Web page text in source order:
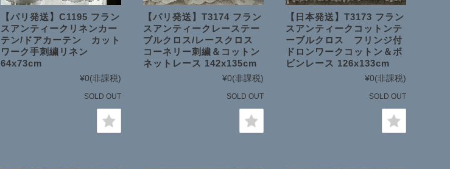
【パリ発送】C1195 フラン
スアンティークリネンカー
テン/ドアカーテン カット
ワーク手刺繍リネン
64x73cm
¥0(非課税)
SOLD OUT
【パリ発送】T3174 フラン
スアンティークレーステー
ブルクロス/レースクロス
コーネリー刺繍＆コットン
ネットレース 142x135cm
¥0(非課税)
SOLD OUT
【日本発送】T3173 フラン
スアンティークコットンテ
ーブルクロス フリンジ付
ドロンワークコットン＆ボ
ビンレース 126x133cm
¥0(非課税)
SOLD OUT